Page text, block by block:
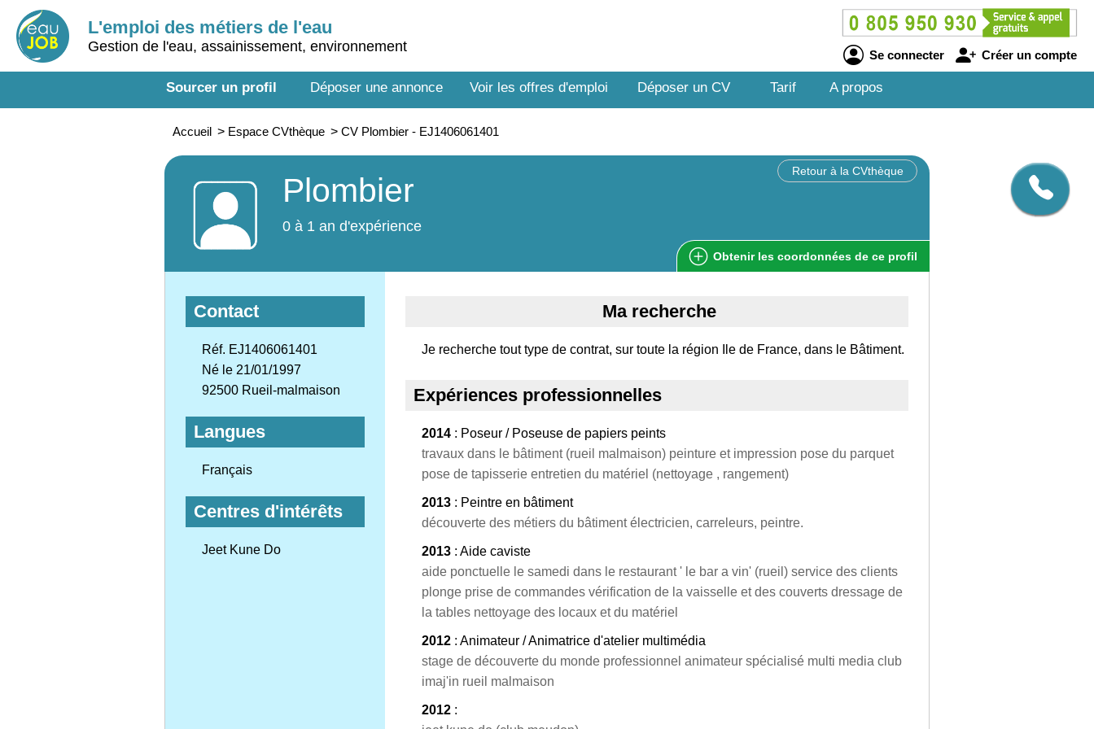
L'emploi des métiers de l'eau
Gestion de l'eau, assainissement, environnement
Se connecter Créer un compte
Sourcer un profil Déposer une annonce Voir les offres d'emploi Déposer un CV Tarif A propos
Accueil > Espace CVthèque > CV Plombier - EJ1406061401
Retour à la CVthèque
Plombier
0 à 1 an d'expérience
Obtenir les coordonnées de ce profil
Contact
Réf. EJ1406061401
Né le 21/01/1997
92500 Rueil-malmaison
Langues
Français
Centres d'intérêts
Jeet Kune Do
Ma recherche
Je recherche tout type de contrat, sur toute la région Ile de France, dans le Bâtiment.
Expériences professionnelles
2014 : Poseur / Poseuse de papiers peints
travaux dans le bâtiment (rueil malmaison) peinture et impression pose du parquet
pose de tapisserie entretien du matériel (nettoyage , rangement)
2013 : Peintre en bâtiment
découverte des métiers du bâtiment électricien, carreleurs, peintre.
2013 : Aide caviste
aide ponctuelle le samedi dans le restaurant ' le bar a vin' (rueil) service des clients
plonge prise de commandes vérification de la vaisselle et des couverts dressage de
la tables nettoyage des locaux et du matériel
2012 : Animateur / Animatrice d'atelier multimédia
stage de découverte du monde professionnel animateur spécialisé multi media club
imaj'in rueil malmaison
2012 :